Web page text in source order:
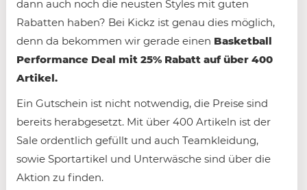
dann auch noch die neusten Styles mit guten
Rabatten haben? Bei Kickz ist genau dies möglich,
denn da bekommen wir gerade einen Basketball
Performance Deal mit 25% Rabatt auf über 400
Artikel.
Ein Gutschein ist nicht notwendig, die Preise sind
bereits herabgesetzt. Mit über 400 Artikeln ist der
Sale ordentlich gefüllt und auch Teamkleidung,
sowie Sportartikel und Unterwäsche sind über die
Aktion zu finden.